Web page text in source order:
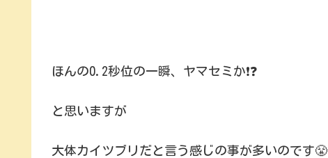
ほんの0.2秒位の一瞬、ヤマセミか❗❓
と思いますが
大体カイツブリだと言う感じの事が多いのです😤